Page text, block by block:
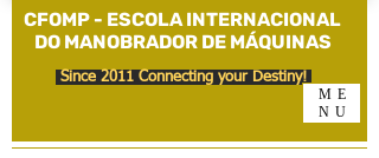
CFOMP - ESCOLA INTERNACIONAL
DO MANOBRADOR DE MÁQUINAS
Since 2011 Connecting your Destiny!
ME
NU